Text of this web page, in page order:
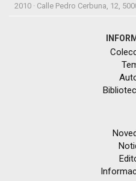
2010 · Calle Pedro Cerbuna, 12,